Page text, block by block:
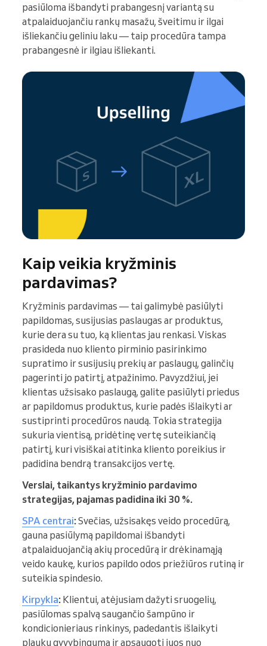
pasiūloma išbandyti prabangesnį variantą su
atpalaiduojančiu rankų masažu, šveitimu ir ilgai
išliekančiu geliniu laku — taip procedūra tampa
prabangesnė ir ilgiau išliekanti.
Kaip veikia kryžminis
pardavimas?
Kryžminis pardavimas — tai galimybė pasiūlyti
papildomas, susijusias paslaugas ar produktus,
kurie dera su tuo, ką klientas jau renkasi. Viskas
prasideda nuo kliento pirminio pasirinkimo
supratimo ir susijusių prekių ar paslaugų, galinčių
pagerinti jo patirtį, atpažinimo. Pavyzdžiui, jei
klientas užsisako paslaugą, galite pasiūlyti priedus
ar papildomus produktus, kurie padės išlaikyti ar
sustiprinti procedūros naudą. Tokia strategija
sukuria vientisą, pridėtinę vertę suteikiančią
patirtį, kuri visiškai atitinka kliento poreikius ir
padidina bendrą transakcijos vertę.
Verslai, taikantys kryžminio pardavimo
strategijas, pajamas padidina iki 30 %.
SPA centrai:Svečias, užsisakęs veido procedūrą,
gauna pasiūlymą papildomai išbandyti
atpalaiduojančią akių procedūrą ir drėkinamąją
veido kaukę, kurios papildo odos priežiūros rutiną ir
suteikia spindesio.
Kirpykla: Klientui, atėjusiam dažyti sruogelių,
pasiūlomas spalvą saugančio šampūno ir
kondicionieriaus rinkinys, padedantis išlaikyti
plaukų gyvybingumą ir apsaugoti juos nuo